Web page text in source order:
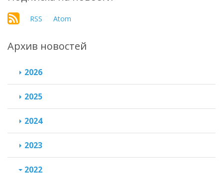
RSS Atom
Архив новостей
2026
2025
2024
2023
2022